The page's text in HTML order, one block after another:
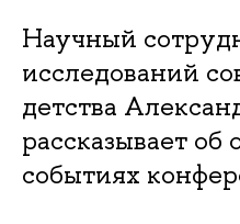
Научный
исследований
детства
рассказывает об
событиях